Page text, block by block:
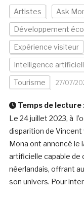
Artistes Ask
Développement
Expérience visiteur
Intelligence
Tourisme 27/07/
Temps de lecture
Le 24 juillet 2023, à
disparition de Vincent
Mona ont annoncé le
artificielle capable de
néerlandais, offrant
son univers. Pour